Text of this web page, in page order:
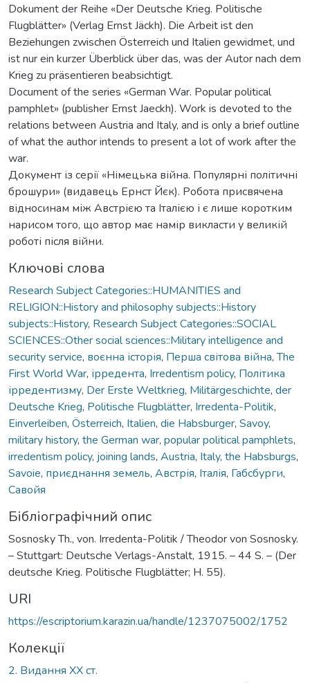
Dokument der Reihe «Der Deutsche Krieg. Politische
Flugblätter» (Verlag Ernst Jäckh). Die Arbeit ist den
Beziehungen zwischen Österreich und Italien gewidmet, und
ist nur ein kurzer Überblick über das, was der Autor nach dem
Krieg zu präsentieren beabsichtigt.
Document of the series «German War. Popular political
pamphlet» (publisher Ernst Jaeckh). Work is devoted to the
relations between Austria and Italy, and is only a brief outline
of what the author intends to present a lot of work after the
war.
Документ із серії «Німецька війна. Популярні політичні
брошури» (видавець Ернст Йєк). Робота присвячена
відносинам між Австрією та Італією і є лише коротким
нарисом того, що автор має намір викласти у великій
роботі після війни.
Ключові слова
Research Subject Categories::HUMANITIES and
RELIGION::History and philosophy subjects::History
subjects::History, Research Subject Categories::SOCIAL
SCIENCES::Other social sciences::Military intelligence and
security service, воєнна історія, Перша світова війна,The
First World War, ірредента, Irredentism policy, Політика
ірредентизму, Der Erste Weltkrieg, Militärgeschichte, der
Deutsche Krieg, Politische Flugblätter, Irredenta-Politik,
Einverleiben, Österreich, Italien, die Habsburger, Savoy,
military history, the German war, popular political pamphlets,
irredentism policy, joining lands, Austria, Italy, the Habsburgs,
Savoie, приєднання земель, Австрія, Італія, Габсбурги,
Савойя
Бібліографічний опис
Sosnosky Th., von. Irredenta-Politik / Theodor von Sosnosky.
– Stuttgart: Deutsche Verlags-Anstalt, 1915. – 44 S. – (Der
deutsche Krieg. Politische Flugblätter; H. 55).
URI
https://escriptorium.karazin.ua/handle/1237075002/1752
Колекції
2. Видання ХХ ст.